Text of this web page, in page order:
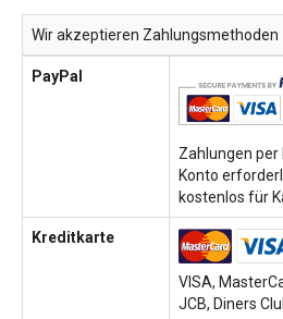
Wir akzeptieren Zahlungsmethoden
PayPal
Zahlungen per
Konto
kostenlos für
Kreditkarte
VISA,
JCB, Diners